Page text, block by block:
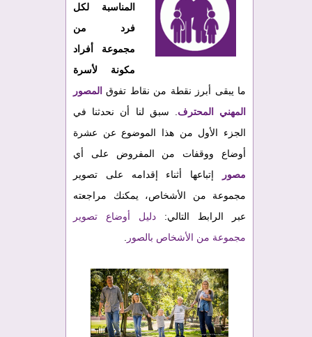
المناسبة لكل
فرد من
مجموعة أفراد
مكونة لأسرة
ما يبقى أبرز نقطة من نقاط تفوق المصور
المهني المحترف . سبق لنا أن نحدثنا في
الجزء الأول من هذا الموضوع عن عشرة
أوضاع ووقفات من المفروض على أي
مصور
إتباعها أثناء إقدامه على تصوير
مجموعة من الأشخاص، يمكنك مراجعته
عبر الرابط التالي: دليل أوضاع تصوير
مجموعة من الأشخاص بالصور